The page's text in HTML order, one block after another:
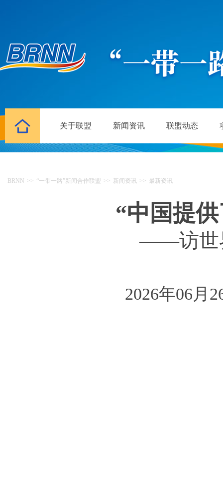
关于联盟 新闻资讯 联盟动态
BRNN >> “一带一路”新闻合作联盟 >> 新闻资讯 >> 最新资讯
“中国提
——访世
2026年06月